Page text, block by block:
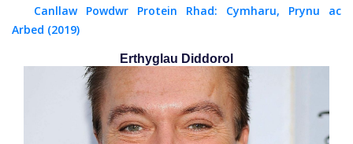
Canllaw Powdwr Protein Rhad: Cymharu, Prynu ac
Arbed (2019)
Erthyglau Diddorol